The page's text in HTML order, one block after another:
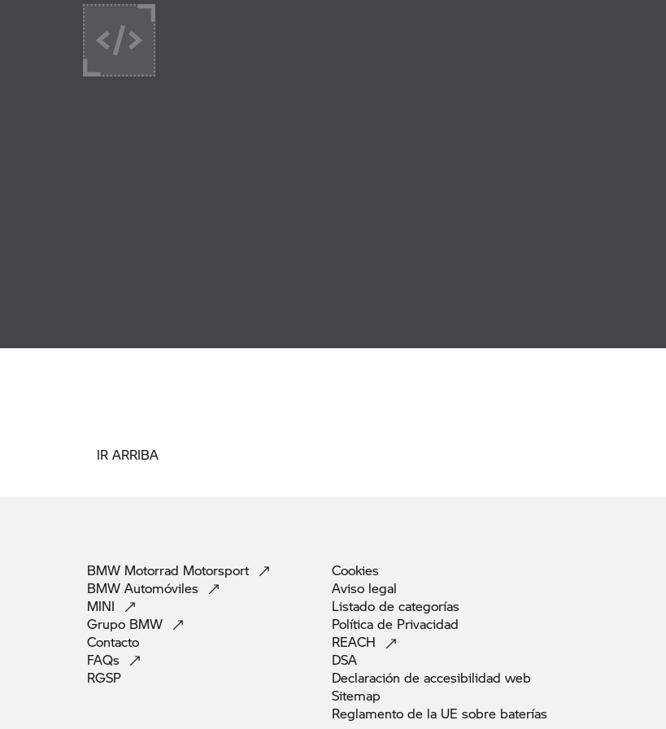
IR ARRIBA
BMW Motorrad Motorsport
BMW Automóviles
MINI
Grupo BMW
Contacto
FAQs
RGSP
Cookies
Aviso legal
Listado de categorías
Política de Privacidad
REACH
DSA
Declaración de accesibilidad web
Sitemap
Reglamento de la UE sobre baterías